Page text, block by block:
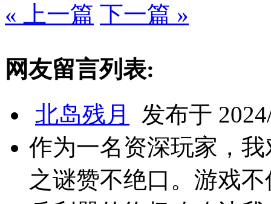
« 上一篇 下一篇 »
网友留言列表:
北岛残月
发布于
作为一名资深玩家，
之谜赞不绝口。游戏